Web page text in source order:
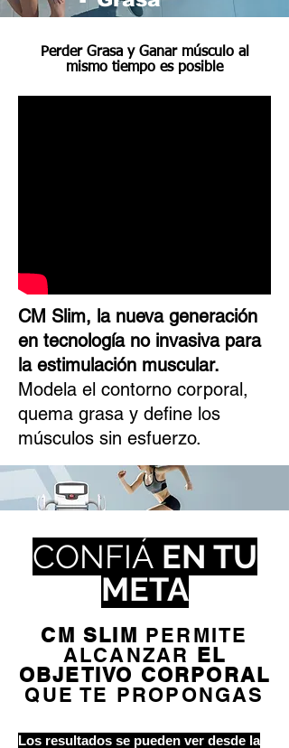
Perder Grasa y Ganar músculo al
mismo tiempo es posible
CM Slim, la nueva generación
en tecnología no invasiva para
la estimulación muscular.
Modela el contorno corporal,
quema grasa y define los
músculos sin esfuerzo.
CONFIÁEN TU
META
CM SLIM PERMITE
ALCANZAR EL
OBJETIVO CORPORAL
QUE TE PROPONGAS
Los resultados se pueden ver desde la